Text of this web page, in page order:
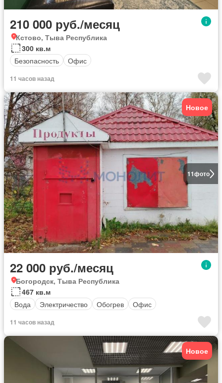
210 000 руб./месяц
Кстово, Тыва Республика
300 кв.м
Безопасность
Офис
11 часов назад
11фото
Новое
22 000 руб./месяц
Богородск, Тыва Республика
467 кв.м
Вода
Электричество Обогрев Офис
11 часов назад
Новое